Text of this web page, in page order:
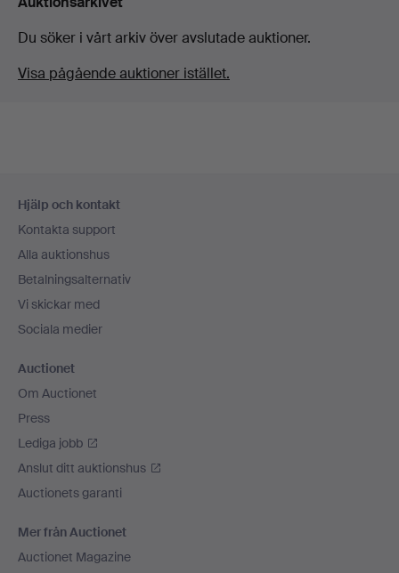
Du söker i vårt arkiv över avslutade auktioner.
Visa pågående auktioner istället.
Hjälp och kontakt
Kontakta support
Alla auktionshus
Betalningsalternativ
Vi skickar med
Sociala medier
Auctionet
Om Auctionet
Press
Lediga jobb
Anslut ditt auktionshus
Auctionets garanti
Mer från Auctionet
Auctionet Magazine